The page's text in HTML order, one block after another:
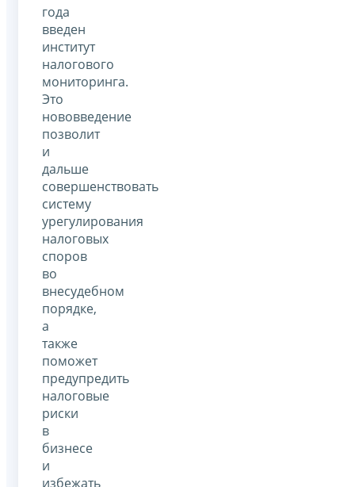
года
введен
институт
налогового
мониторинга.
Это
нововведение
позволит
и
дальше
совершенствовать
систему
урегулирования
налоговых
споров
во
внесудебном
порядке,
а
также
поможет
предупредить
налоговые
риски
в
бизнесе
и
избежать